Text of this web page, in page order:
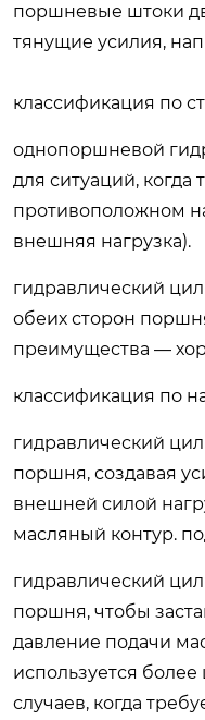
поршневые штоки
тянущие усилия,
классификация по
однопоршневой
для ситуаций, когда
противоположном
внешняя нагрузка).
гидравлический
обеих сторон
преимущества —
‌классификация по
гидравлический
поршня, создавая
внешней силой
масляный контур.
гидравлический
поршня, чтобы
давление подачи
используется
случаев, когда